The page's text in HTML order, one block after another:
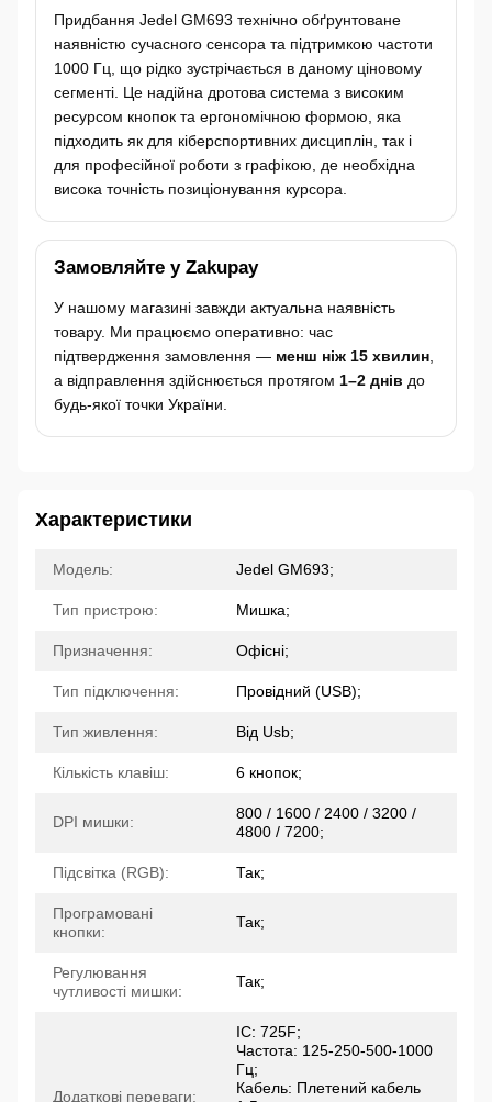
Придбання Jedel GM693 технічно обґрунтоване
наявністю сучасного сенсора та підтримкою частоти
1000 Гц, що рідко зустрічається в даному ціновому
сегменті. Це надійна дротова система з високим
ресурсом кнопок та ергономічною формою, яка
підходить як для кіберспортивних дисциплін, так і
для професійної роботи з графікою, де необхідна
висока точність позиціонування курсора.
Замовляйте у Zakupay
У нашому магазині завжди актуальна наявність
товару. Ми працюємо оперативно: час
підтвердження замовлення — менш ніж 15 хвилин
а відправлення здійснюється протягом 1–2 днів до
будь-якої точки України.
Характеристики
Модель: Jedel GM693;
Тип пристрою: Мишка;
Призначення: Офісні;
Тип підключення: Провідний (USB);
Тип живлення: Від Usb;
Кількість клавіш: 6 кнопок;
DPI мишки:
800 / 1600 / 2400 / 3200 /
4800 / 7200;
Підсвітка (RGB): Так;
Програмовані
кнопки:
Так;
Регулювання
чутливості мишки:
Так;
Додаткові переваги:
IC: 725F;
Частота: 125-250-500-1000
Гц;
Кабель: Плетений кабель